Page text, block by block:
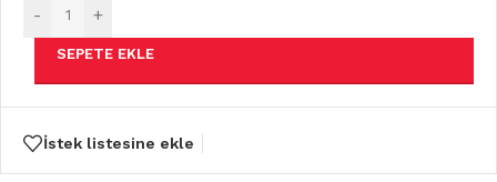
- +
SEPETE EKLE
İstek listesine ekle